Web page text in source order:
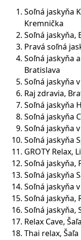
Soľná jaskyňa
Kremnička
Soľná jaskyňa,
Pravá soľná
Soľná jaskyňa
Bratislava
Soľná jaskyňa
Raj zdravia,
Soľná jaskyňa
Soľná jaskyňa
Soľná jaskyňa
Soľná jaskyňa
GROTY Relax,
Soľná jaskyňa,
Soľná jaskyňa
Soľná jaskyňa
Soľná jaskyňa,
Soľná jaskyňa,
Relax Cave, Šaľa
Thai relax, Šaľa